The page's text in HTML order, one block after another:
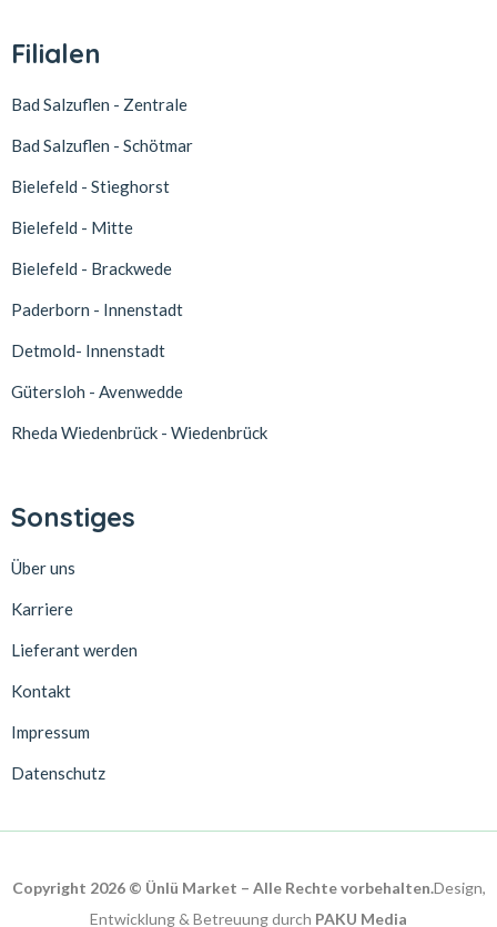
Filialen
Bad Salzuflen - Zentrale
Bad Salzuflen - Schötmar
Bielefeld - Stieghorst
Bielefeld - Mitte
Bielefeld - Brackwede
Paderborn - Innenstadt
Detmold- Innenstadt
Gütersloh - Avenwedde
Rheda Wiedenbrück - Wiedenbrück
Sonstiges
Über uns
Karriere
Lieferant werden
Kontakt
Impressum
Datenschutz
Copyright 2026 © Ünlü Market – Alle Rechte vorbehalten.Design,
Entwicklung & Betreuung durch PAKU Media